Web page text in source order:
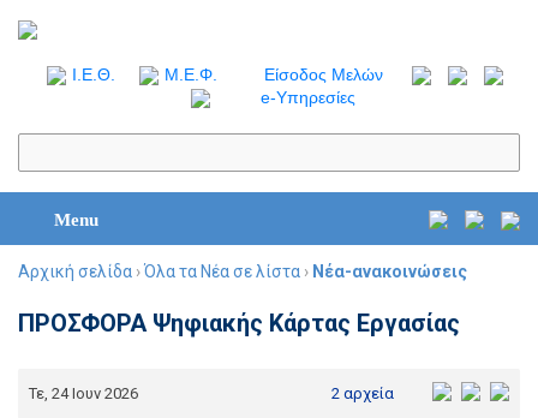
I.Ε.Θ. Μ.Ε.Φ.
Είσοδος Μελών
e-Υπηρεσίες
Menu
Αρχική σελίδα ›Όλα τα Νέα σε λίστα › Νέα-ανακοινώσεις
ΠΡΟΣΦΟΡΑ Ψηφιακής Κάρτας Εργασίας
Τε, 24 Ιουν 2026 2 αρχεία